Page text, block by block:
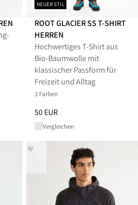
240 EUR
NEUER STIL
ROOT GLACIER SS T-SHIRT
HERREN
Hochwertiges T-Shirt aus
Bio-Baumwolle mit
klassischer Passform für
Freizeit und Alltag
3 Farben
Preis:50 EUR, reduziert von 50
50 EUR
Vergleichen